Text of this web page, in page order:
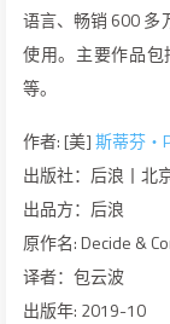
语言、畅销 600 多
使用。主要作品包
等。
作者: [美]斯蒂芬・
出版社：后浪丨北
出品方：后浪
原作名: Decide &
译者：包云波
出版年: 2019-10